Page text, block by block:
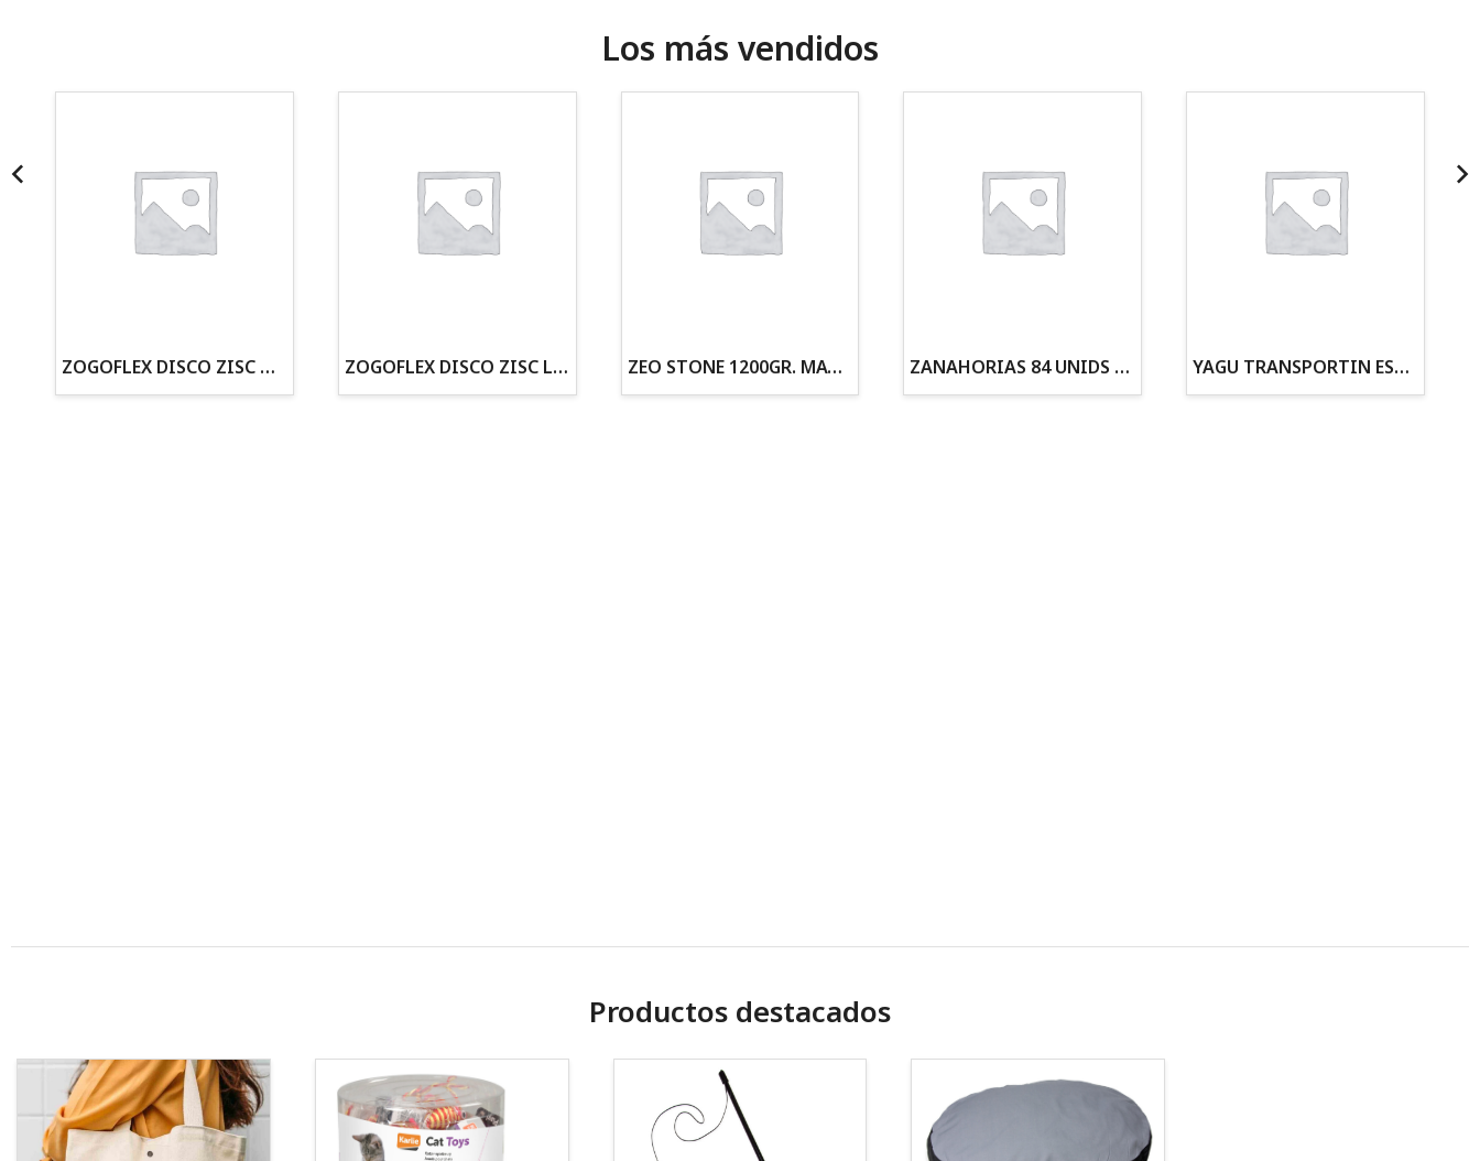
¡Somos Aquanatura!
· Cachorros supervisados por equipo veterinario
· Asesoramiento profesional personalizado
Los más vendidos
ZOGOFLEX DISCO ZISC MINI (16CM) FLUORESCENTE ZOGOFLEX DISCO ZISC L (21.6CM) FLUORESCENTE ZEO STONE 1200GR. MATERIAL FILTRANTE ZANAHORIAS 84 UNIDS EN DISPLAY YAGU TRANSPORTIN ESPUMA CAMUFLAJE Nº1 36x30x28
Productos destacados